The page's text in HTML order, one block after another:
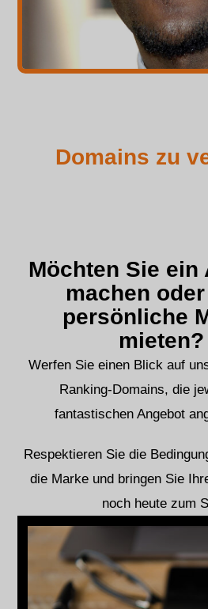
Domains zu
Möchten Sie ein
machen
persönliche
mieten?
Werfen Sie einen Blick auf
Ranking-Domains, die
fantastischen Angebot
Respektieren Sie die
die Marke und bringen Sie
noch heute zum